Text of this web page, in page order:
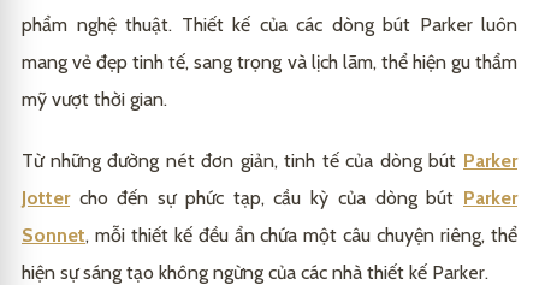
phẩm nghệ thuật. Thiết kế của các dòng bút Parker luôn
mang vẻ đẹp tinh tế, sang trọng và lịch lãm, thể hiện gu thẩm
mỹ vượt thời gian.
Từ những đường nét đơn giản, tinh tế của dòng bút Parker
Jottercho đến sự phức tạp, cầu kỳ của dòng bút Parker
Sonnet, mỗi thiết kế đều ẩn chứa một câu chuyện riêng, thể
hiện sự sáng tạo không ngừng của các nhà thiết kế Parker.